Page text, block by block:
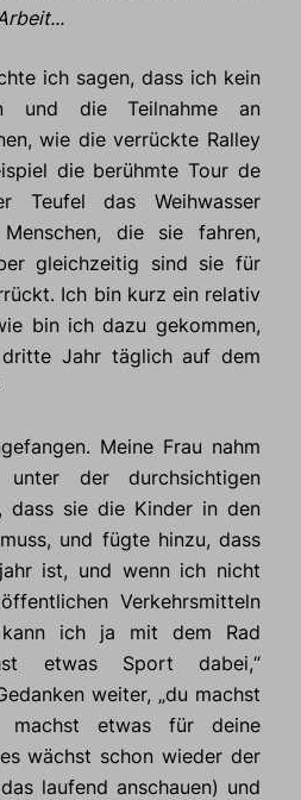
ich sagen, dass ich kein
und die Teilnahme an
wie die verrückte Ralley
die berühmte Tour de
Teufel das Weihwasser
die sie fahren,
gleichzeitig sind sie für
Ich bin kurz ein relativ
bin ich dazu gekommen,
Jahr täglich auf dem
Meine Frau nahm
unter der durchsichtigen
dass sie die Kinder in den
und fügte hinzu, dass
ist, und wenn ich nicht
Verkehrsmitteln
ich ja mit dem Rad
etwas Sport dabei,“
weiter, „du machst
etwas für deine
wächst schon wieder der
laufend anschauen) und